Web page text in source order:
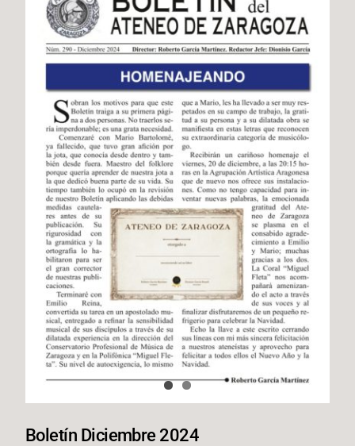
Boletín Diciembre 2024